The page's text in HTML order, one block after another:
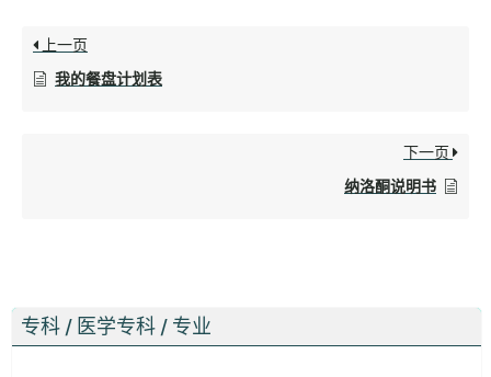
专科 / 医学专科 / 专业
上一页
我的餐盘计划表
下一页
纳洛酮说明书